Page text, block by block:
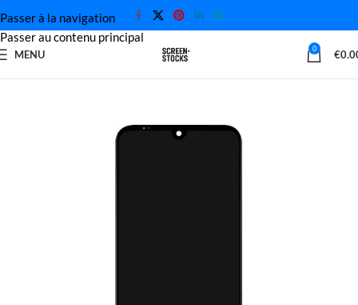
Passer à la navigation
Passer au contenu principal
MENU 0 €